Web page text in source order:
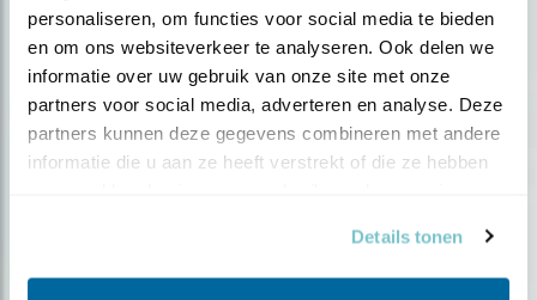
personaliseren, om functies voor social media te bieden
en om ons websiteverkeer te analyseren. Ook delen we
informatie over uw gebruik van onze site met onze
partners voor social media, adverteren en analyse. Deze
partners kunnen deze gegevens combineren met andere
informatie die u aan ze heeft verstrekt of die ze hebben
Details tonen